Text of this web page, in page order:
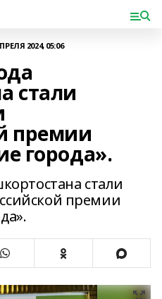
2024, 05:06
стали
премии
города».
стали
премии